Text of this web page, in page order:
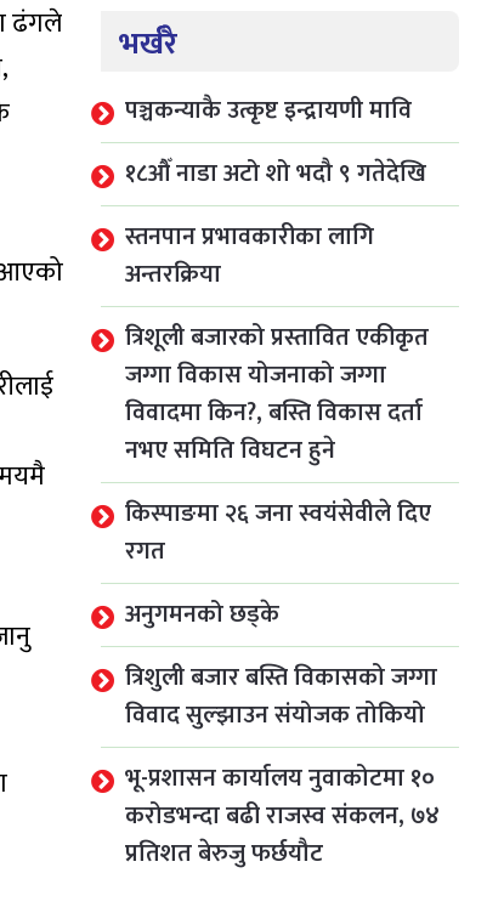
ढंगले
आएको
भर्खरै
पञ्चकन्याकै उत्कृष्ट इन्द्रायणी मावि
१८औँ नाडा अटो शो भदौ ९ गतेदेखि
स्तनपान प्रभावकारीका लागि
अन्तरक्रिया
त्रिशूली बजारको प्रस्तावित एकीकृत
जग्गा विकास योजनाको जग्गा
विवादमा किन?, बस्ति विकास दर्ता
नभए समिति विघटन हुने
किस्पाङमा २६ जना स्वयंसेवीले दिए
रगत
अनुगमनको छड्के
त्रिशुली बजार बस्ति विकासको जग्गा
विवाद सुल्झाउन संयोजक तोकियो
भू-प्रशासन कार्यालय नुवाकोटमा १०
करोडभन्दा बढी राजस्व संकलन, ७४
प्रतिशत बेरुजु फर्छयौट